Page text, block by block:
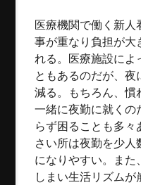
医療機関で働く新
事が重なり負担が大
れる。医療施設によ
ともあるのだが、
減る。もちろん、慣
一緒に夜勤に就く
らず困ることも多
さい所は夜勤を少
になりやすい。また
しまい生活リズム